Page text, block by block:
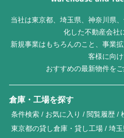
当社は東京都、埼玉県、神奈川県
化した不動産会社
新規事業はもちろんのこと、事業
客様に向け
おすすめの最新物件をご
倉庫・工場を探す
条件検索 お気に入り 閲覧履歴
東京都の貸し倉庫・貸し工場
埼